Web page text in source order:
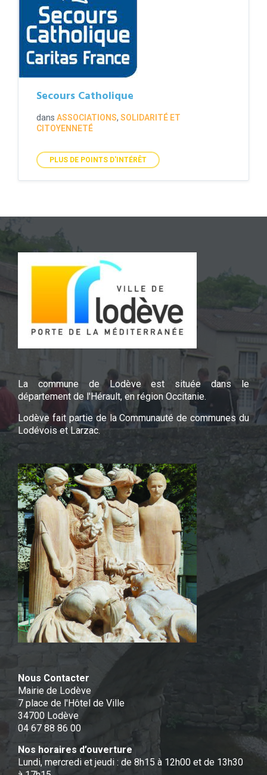
Secours Catholique
dans ASSOCIATIONS, SOLIDARITÉ ET
CITOYENNETÉ
PLUS DE POINTS D'INTÉRÊT
La commune de Lodève est située dans le
département de l'Hérault, en région Occitanie.
Lodève fait partie de la Communauté de communes du
Lodévois et Larzac.
Nous Contacter
Mairie de Lodève
7 place de l'Hôtel de Ville
34700 Lodève
04 67 88 86 00
Nos horaires d’ouverture
Lundi, mercredi et jeudi : de 8h15 à 12h00 et de 13h30